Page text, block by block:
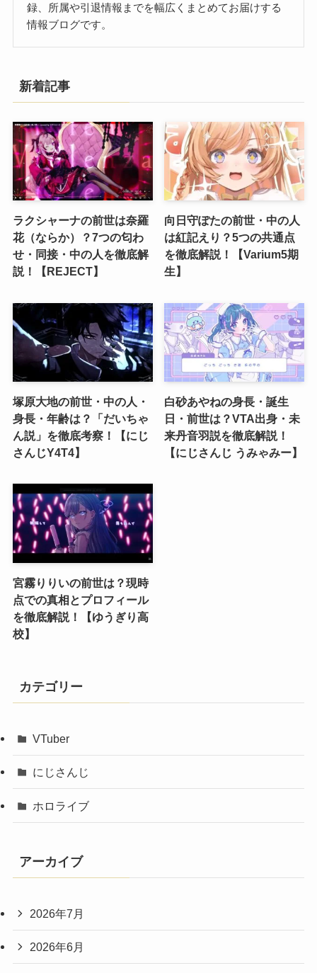
録、所属や引退情報までを幅広くまとめてお届けする
情報ブログです。
新着記事
ラクシャーナの前世は奈羅
花（ならか）？7つの匂わ
せ・同接・中の人を徹底解
説！【REJECT】
向日守ぽたの前世・中の人
は紅記えり？5つの共通点
を徹底解説！【Varium5期
生】
塚原大地の前世・中の人・
身長・年齢は？「だいちゃ
ん説」を徹底考察！【にじ
さんじY4T4】
白砂あやねの身長・誕生
日・前世は？VTA出身・未
来丹音羽説を徹底解説！
【にじさんじ うみゃみー】
宮霧りりいの前世は？現時
点での真相とプロフィール
を徹底解説！【ゆうぎり高
校】
カテゴリー
VTuber
にじさんじ
ホロライブ
アーカイブ
2026年7月
2026年6月